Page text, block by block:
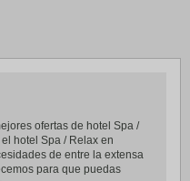
ofertas de hotel Spa /
hotel Spa / Relax en
de entre la extensa
para que puedas